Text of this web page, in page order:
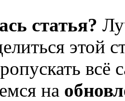
статья?
этой
всё
на